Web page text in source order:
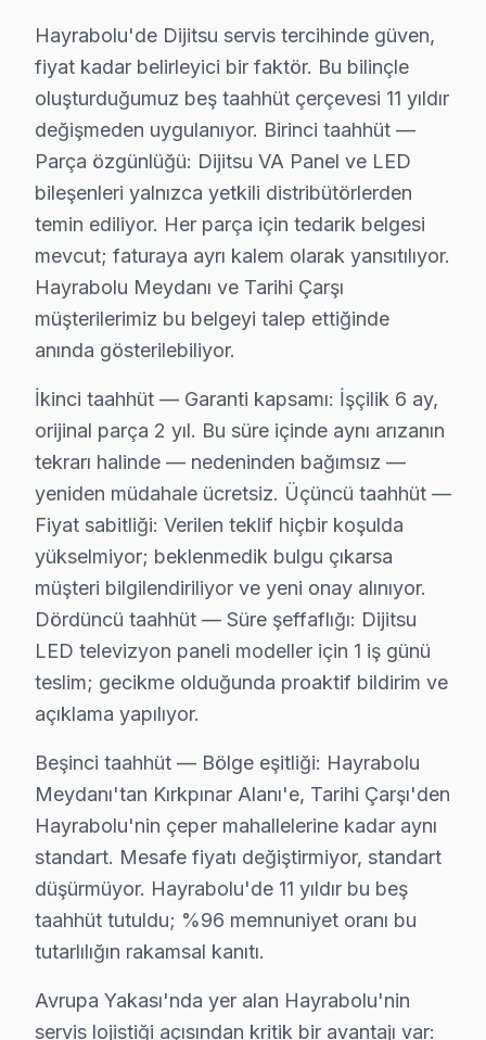
4. Yazılı fiyat teklifi sunulur; onay olmadan işlem
5. Orijinal veya OEM eşdeğer Dijitsu parça ile onarım
6. Tüm fonksiyonlar kapsamlı test edilir; garanti
bu TV televizyon paneli Bakım Tavsiyeleri
Dijitsu televizyon'ler için en yaygın kullanıcı hatası;
Dijitsu televizyon ünitesi'niz arızalandığında verileri
Dijitsu güvenilirliği standartlarında Dijitsu servisimiz:
Hayrabolu'da Dijitsu TV Yerinde Onarım –
Hayrabolu'da Dijitsu televizyonunuz arızalandığında
Yerinde tamir sürecimiz — Hayrabolu:
• Hayrabolu'de randevu sonrası 1-2 saat içinde
• Hayrabolu servisimizde tüm marka ve model
• Hayrabolu'de orijinal parça stok garantisi
• Hayrabolu servisimizde servis sonrası test ve
• Hayrabolu'de fatura ve resmi garanti belgesi
Dijitsu akıllı TV ürünleriniz için Hayrabolu'de güvenilir
Hayrabolu'de Dijitsu Servis Ne Kadar? 2025
Dijitsu görüntüleme sistemi tamiri için Hayrabolu'da
2025 Hayrabolu Dijitsu televizyon paneli servis
• LED backlight tamiri: ₺500 – ₺2.000
• Yazılım güncelleme ve hata giderme: ₺200 – ₺500
• T-Con kartı değişimi: ₺350 – ₺900
• Panel (ekran) değişimi: ₺1.500 – ₺8.000 (boyut ve
• Güç kartı (power board) tamiri: ₺400 – ₺1.200
• Kapasitör değişimi (anakart): ₺250 – ₺600
• Ses kartı/hoparlör tamiri: ₺300 – ₺700
• Anakart tamiri/değişimi: ₺500 – ₺1.800
Hayrabolu'de ödeme kolaylığı:
Hayrabolu'de Dijitsu servis tercihinde güven,
fiyat kadar belirleyici bir faktör. Bu bilinçle
oluşturduğumuz beş taahhüt çerçevesi 11 yıldır
değişmeden uygulanıyor. Birinci taahhüt —
Parça özgünlüğü: Dijitsu VA Panel ve LED
bileşenleri yalnızca yetkili distribütörlerden
temin ediliyor. Her parça için tedarik belgesi
mevcut; faturaya ayrı kalem olarak yansıtılıyor.
Hayrabolu Meydanı ve Tarihi Çarşı
müşterilerimiz bu belgeyi talep ettiğinde
anında gösterilebiliyor.
İkinci taahhüt — Garanti kapsamı: İşçilik 6 ay,
orijinal parça 2 yıl. Bu süre içinde aynı arızanın
tekrarı halinde — nedeninden bağımsız —
yeniden müdahale ücretsiz. Üçüncü taahhüt —
Fiyat sabitliği: Verilen teklif hiçbir koşulda
yükselmiyor; beklenmedik bulgu çıkarsa
müşteri bilgilendiriliyor ve yeni onay alınıyor.
Dördüncü taahhüt — Süre şeffaflığı: Dijitsu
LED televizyon paneli modeller için 1 iş günü
teslim; gecikme olduğunda proaktif bildirim ve
açıklama yapılıyor.
Beşinci taahhüt — Bölge eşitliği: Hayrabolu
Meydanı'tan Kırkpınar Alanı'e, Tarihi Çarşı'den
Hayrabolu'nin çeper mahallelerine kadar aynı
standart. Mesafe fiyatı değiştirmiyor, standart
düşürmüyor. Hayrabolu'de 11 yıldır bu beş
taahhüt tutuldu; %96 memnuniyet oranı bu
tutarlılığın rakamsal kanıtı.
Avrupa Yakası'nda yer alan Hayrabolu'nin
servis lojistiği açısından kritik bir avantajı var: